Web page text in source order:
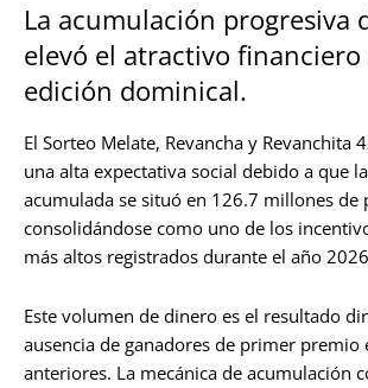
La acumulación progresiva
elevó el atractivo financiero
edición dominical.
El Sorteo Melate, Revancha y Revanchita
una alta expectativa social debido a que
acumulada se situó en 126.7 millones de
consolidándose como uno de los
más altos registrados durante el año
Este volumen de dinero es el resultado
ausencia de ganadores de primer premio
anteriores. La mecánica de acumulación